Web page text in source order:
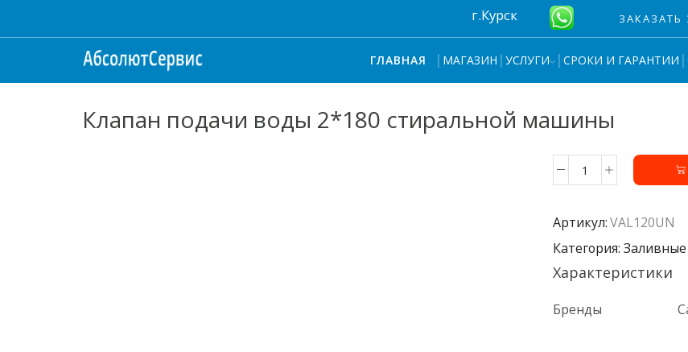
г.Курск ЗАКАЗАТЬ
ГЛАВНАЯ МАГАЗИН УСЛУГИ СРОКИ И ГАРАНТИИ
Клапан подачи воды 2*180 стиральной машины
Количество
подачи
2*180
стиральной
Артикул:VAL120UN
Категория:
Характеристики
Бренды